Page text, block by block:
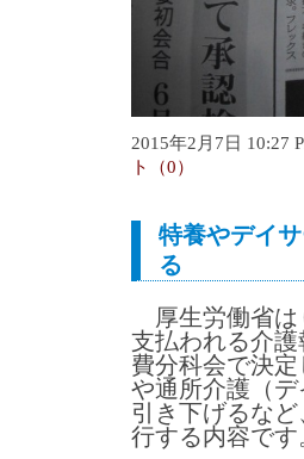
2015年2月7日 10:27
ト（0）
特養やデイ
る
厚生労働省は
支払われる介
費分科会で決
や通所介護（
引き下げるな
行する内容です